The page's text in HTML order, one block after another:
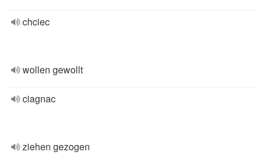
chciec
wollen gewollt
ciagnac
ziehen gezogen